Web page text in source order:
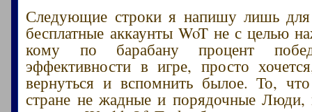
Следующие строки я напишу лишь
бесплатные аккаунты WoT не с целью
кому по барабану процент
эффективности в игре, просто
вернуться и вспомнить былое. То,
стране не жадные и порядочные Люди,